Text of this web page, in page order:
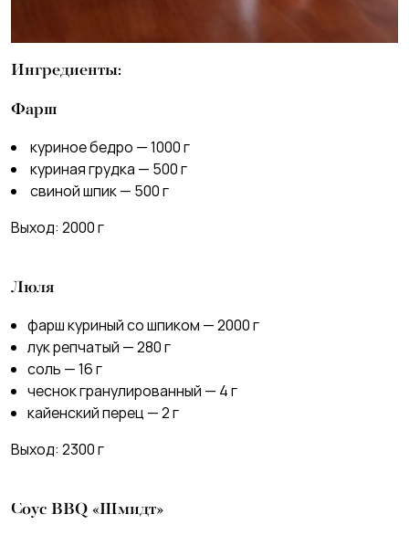
Ингредиенты:
Фарш
куриное бедро — 1000 г
куриная грудка — 500 г
свиной шпик — 500 г
Выход: 2000 г
Люля
фарш куриный со шпиком — 2000 г
лук репчатый — 280 г
соль — 16 г
чеснок гранулированный — 4 г
кайенский перец — 2 г
Выход: 2300 г
Соус BBQ «Шмидт»